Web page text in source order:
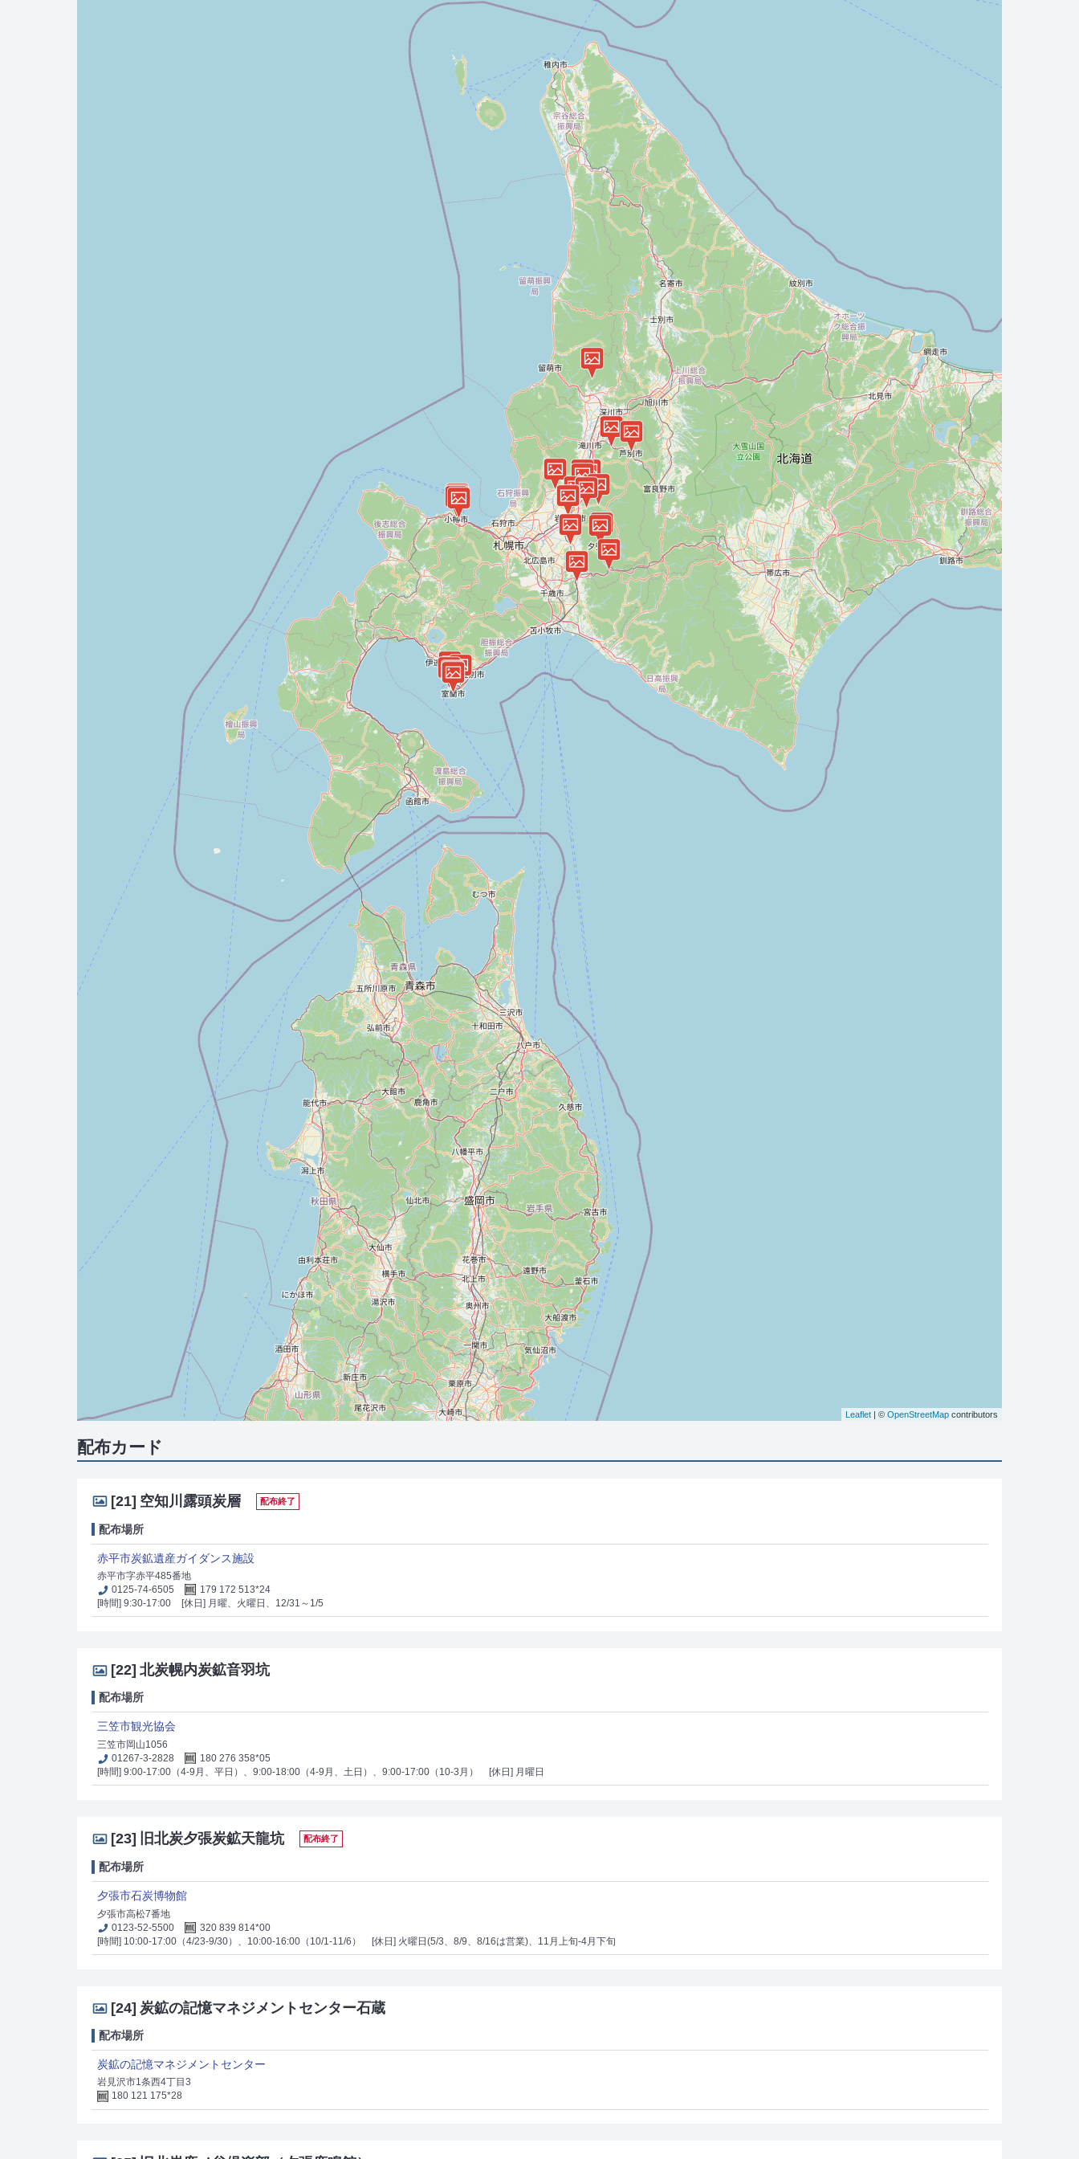
Leaflet | © OpenStreetMap contributors
配布カード
[21] 空知川露頭炭層 配布終了
配布場所
赤平市炭鉱遺産ガイダンス施設
赤平市字赤平485番地
0125-74-6505
179 172 513*24
[時間] 9:30-17:00
[休日] 月曜、火曜日、12/31～1/5
[22] 北炭幌内炭鉱音羽坑
配布場所
三笠市観光協会
三笠市岡山1056
01267-3-2828
180 276 358*05
[時間] 9:00-17:00（4-9月、平日）、9:00-18:00（4-9月、土日）、9:00-17:00（10-3月）
[休日] 月曜日
[23] 旧北炭夕張炭鉱天龍坑 配布終了
配布場所
夕張市石炭博物館
夕張市高松7番地
0123-52-5500
320 839 814*00
[時間] 10:00-17:00（4/23-9/30）、10:00-16:00（10/1-11/6）
[休日] 火曜日(5/3、8/9、8/16は営業)、11月上旬-4月下旬
[24] 炭鉱の記憶マネジメントセンター石蔵
配布場所
炭鉱の記憶マネジメントセンター
岩見沢市1条西4丁目3
180 121 175*28